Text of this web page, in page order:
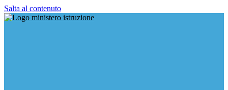
Salta al contenuto